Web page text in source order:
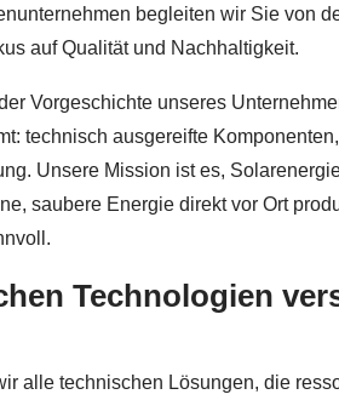
begleiten wir Sie von
auf Qualität und Nachhaltigkeit.
Vorgeschichte unseres
technisch ausgereifte
Unsere Mission ist es,
saubere Energie direkt vor Ort
Technologien
alle technischen Lösungen, die